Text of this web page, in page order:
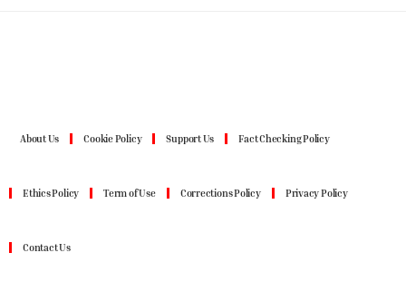
About Us Cookie Policy Support Us Fact Checking Policy
Ethics Policy Term of Use Corrections Policy Privacy Policy
Contact Us